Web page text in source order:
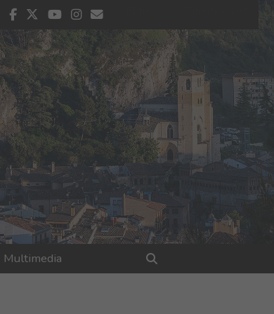
facebook
twitter
youtube
instagram
contacto
Multimedia
Buscar